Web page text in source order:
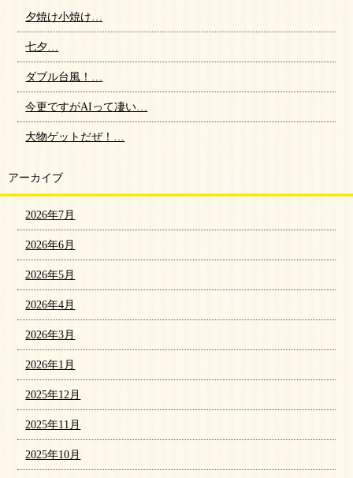
夕焼け小焼け…
七夕…
ダブル台風！…
今更ですがAIって凄い…
大物ゲットだぜ！…
アーカイブ
2026年7月
2026年6月
2026年5月
2026年4月
2026年3月
2026年1月
2025年12月
2025年11月
2025年10月